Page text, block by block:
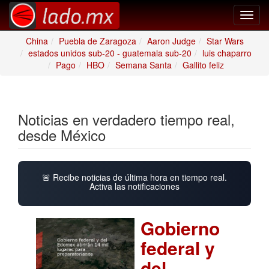
China
Puebla de Zaragoza Aaron Judge
Star Wars
estados unidos sub-20 - guatemala sub-20
luis chaparro
Pago
HBO Semana Santa Gallito feliz
Noticias en verdadero tiempo real,
desde México
🚨 Recibe noticias de última hora en tiempo real.
Activa las notificaciones
Gobierno
federal y